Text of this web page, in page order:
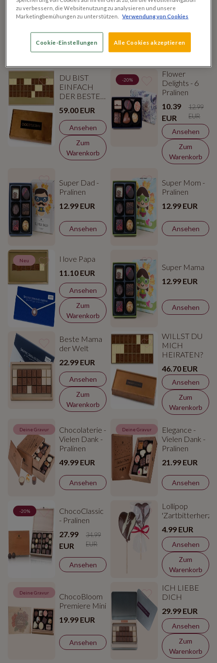
PAPA
38.50 EUR
Ansehen
Zum
BESTE
43.90 EUR
Ansehen
Zum
DU BIST
EINFACH
DER BESTE,
59.00 EUR
Ansehen
Zum
Warenkorb
-20%
Flower
Delights - 6
Pralinen
10.39
EUR
12.99
EUR
Ansehen
Zum
Warenkorb
Super Dad -
Pralinen
12.99 EUR
Ansehen
Super Mom -
Pralinen
12.99 EUR
Ansehen
Neu
I love Papa
11.10 EUR
Ansehen
Zum
Warenkorb
Super Mama
12.99 EUR
Ansehen
Beste Mama
der Welt
22.99 EUR
Ansehen
Zum
Warenkorb
WILLST DU
MICH
HEIRATEN?
46.70 EUR
Ansehen
Zum
Warenkorb
Deine Gravur
Chocolaterie -
Vielen Dank -
Pralinen
49.99 EUR
Ansehen
Deine Gravur
Elegance -
Vielen Dank -
Pralinen
21.99 EUR
Ansehen
-20%
ChocoClassic
- Pralinen
27.99
EUR
34.99
EUR
Ansehen
Lollipop
'Zartbitterherz'
4.99 EUR
Ansehen
Zum
Warenkorb
Deine Gravur
ChocoBloom
Premiere Mini
19.99 EUR
Ansehen
ICH LIEBE
DICH
29.99 EUR
Ansehen
Zum
Warenkorb
zu verbessern, die Websitenutzung zu analysieren und unsere
Marketingbemühungen zu unterstützen.
Verwendung von Cookies
Cookie-Einstellungen Alle Cookies akzeptieren